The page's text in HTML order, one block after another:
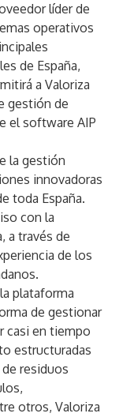
líder de
operativos
de España,
a Valoriza
gestión de
el software AIP
la gestión
innovadoras
toda España.
con la
a través de
de los
plataforma
de gestionar
casi en tiempo
estructuradas
residuos
otros, Valoriza